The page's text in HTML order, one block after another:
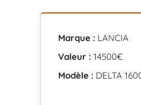
Marque : LANCIA
Valeur : 14500€
Modèle : DELTA